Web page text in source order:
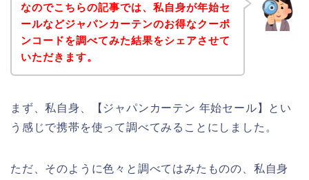
なのでこちらの記事では、私自身が年始セ
ールなどジャパンカーテンのお得なクーポ
ンコードを調べてみた結果をシェアさせて
いただきます。
まず、私自身、【ジャパンカーテン 年始セール】とい
う感じで携帯を使って調べてみることにしました。
ただ、そのように色々と調べてはみたものの、私自身